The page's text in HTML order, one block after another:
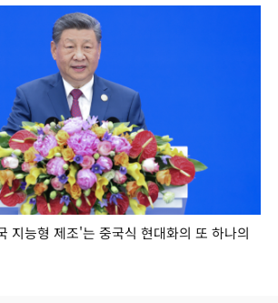
지능형 제조'는 중국식 현대화의 또 하나의